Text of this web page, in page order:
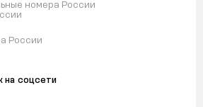
номера России
России
на соцсети